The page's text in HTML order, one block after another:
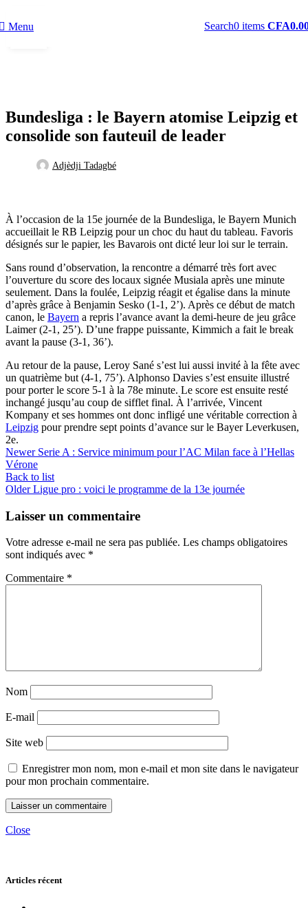
Menu Search0 items CFA
Bundesliga : le Bayern atomise Leipzig et
consolide son fauteuil de leader
Adjèdji Tadagbé
20
À l’occasion de la 15e journée de la Bundesliga, le Bayern Munich
accueillait le RB Leipzig pour un choc du haut du tableau. Favoris
désignés sur le papier, les Bavarois ont dicté leur loi sur le terrain.
Sans round d’observation, la rencontre a démarré très fort avec
l’ouverture du score des locaux signée Musiala après une minute
seulement. Dans la foulée, Leipzig réagit et égalise dans la minute
d’après grâce à Benjamin Sesko (1-1, 2’). Après ce début de match
canon, le Bayern a repris l’avance avant la demi-heure de jeu grâce
Laimer (2-1, 25’). D’une frappe puissante, Kimmich a fait le break
avant la pause (3-1, 36’).
Au retour de la pause, Leroy Sané s’est lui aussi invité à la fête avec
un quatrième but (4-1, 75’). Alphonso Davies s’est ensuite illustré
pour porter le score 5-1 à la 78e minute. Le score est ensuite resté
inchangé jusqu’au coup de sifflet final. À l’arrivée, Vincent
Kompany et ses hommes ont donc infligé une véritable correction à
Leipzig pour prendre sept points d’avance sur le Bayer Leverkusen,
2e.
Newer Serie A : Service minimum pour l’AC Milan face à l’Hellas
Vérone
Back to list
Older Ligue pro : voici le programme de la 13e journée
Laisser un commentaire
Votre adresse e-mail ne sera pas publiée. Les champs obligatoires
sont indiqués avec *
Commentaire *
Nom
E-mail
Site web
Enregistrer mon nom, mon e-mail et mon site dans le navigateur
pour mon prochain commentaire.
Close
Articles récent